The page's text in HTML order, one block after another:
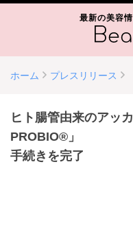
最新の美容
ホーム プレスリリース
ヒト腸管由来のアッ
PROBIO®」 世
手続きを完了